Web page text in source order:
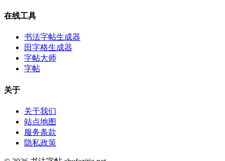
在线工具
书法字帖生成器
田字格生成器
字帖大师
字帖
关于
关于我们
站点地图
服务条款
隐私政策